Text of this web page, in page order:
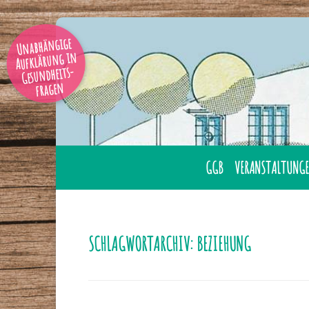
Unabhängige
Aufklärung in
Gesundheits-
fragen
GGB
GGB MITGLIED WERDEN
ONLINE
SCHLAGWORTARCHIV: BEZIEHUNG